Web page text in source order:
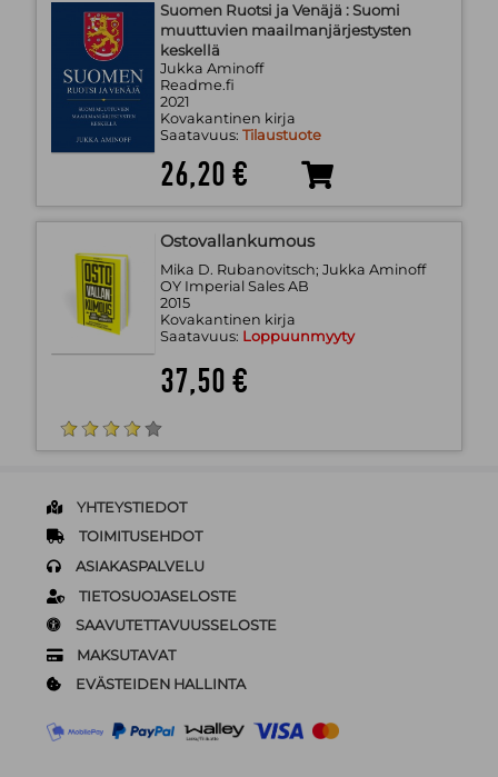
Suomen Ruotsi ja Venäjä : Suomi
muuttuvien maailmanjärjestysten
keskellä
Jukka Aminoff
Readme.fi
2021
Kovakantinen kirja
Saatavuus: Tilaustuote
26,20 €
Ostovallankumous
Mika D. Rubanovitsch; Jukka Aminoff
OY Imperial Sales AB
2015
Kovakantinen kirja
Saatavuus: Loppuunmyyty
37,50 €
YHTEYSTIEDOT
TOIMITUSEHDOT
ASIAKASPALVELU
TIETOSUOJASELOSTE
SAAVUTETTAVUUSSELOSTE
MAKSUTAVAT
EVÄSTEIDEN HALLINTA